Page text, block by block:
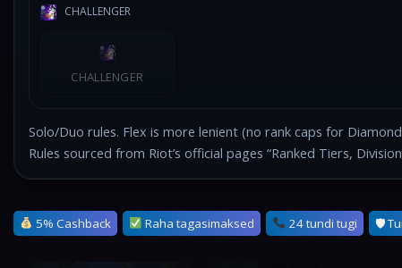
CHALLENGER
CHALLENGER
Solo/Duo rules. Flex is more lenient (no rank caps for
Rules sourced from Riot’s official pages “Ranked Tiers,
5% Cashback Raha tagasimaksed 24 tundi tugi 🛡